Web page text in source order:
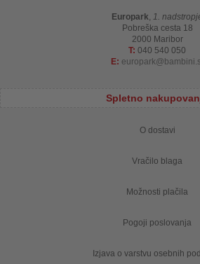
Europark, 1.
Pobreška cesta 18
2000 Maribor
T: 040 540 050
E: europark
Spletno
O dostavi
Vračilo blaga
Možnosti plačila
Pogoji poslovanja
Izjava o varstvu osebnih